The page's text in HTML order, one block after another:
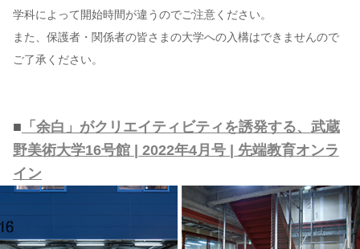
学科によって開始時間が違うのでご注意ください。
また、保護者・関係者の皆さまの大学への入構はできませんので
ご了承ください。
■ 「余白」がクリエイティビティを誘発する、武蔵
野美術大学16号館 | 2022年4月号 | 先端教育オンラ
イン